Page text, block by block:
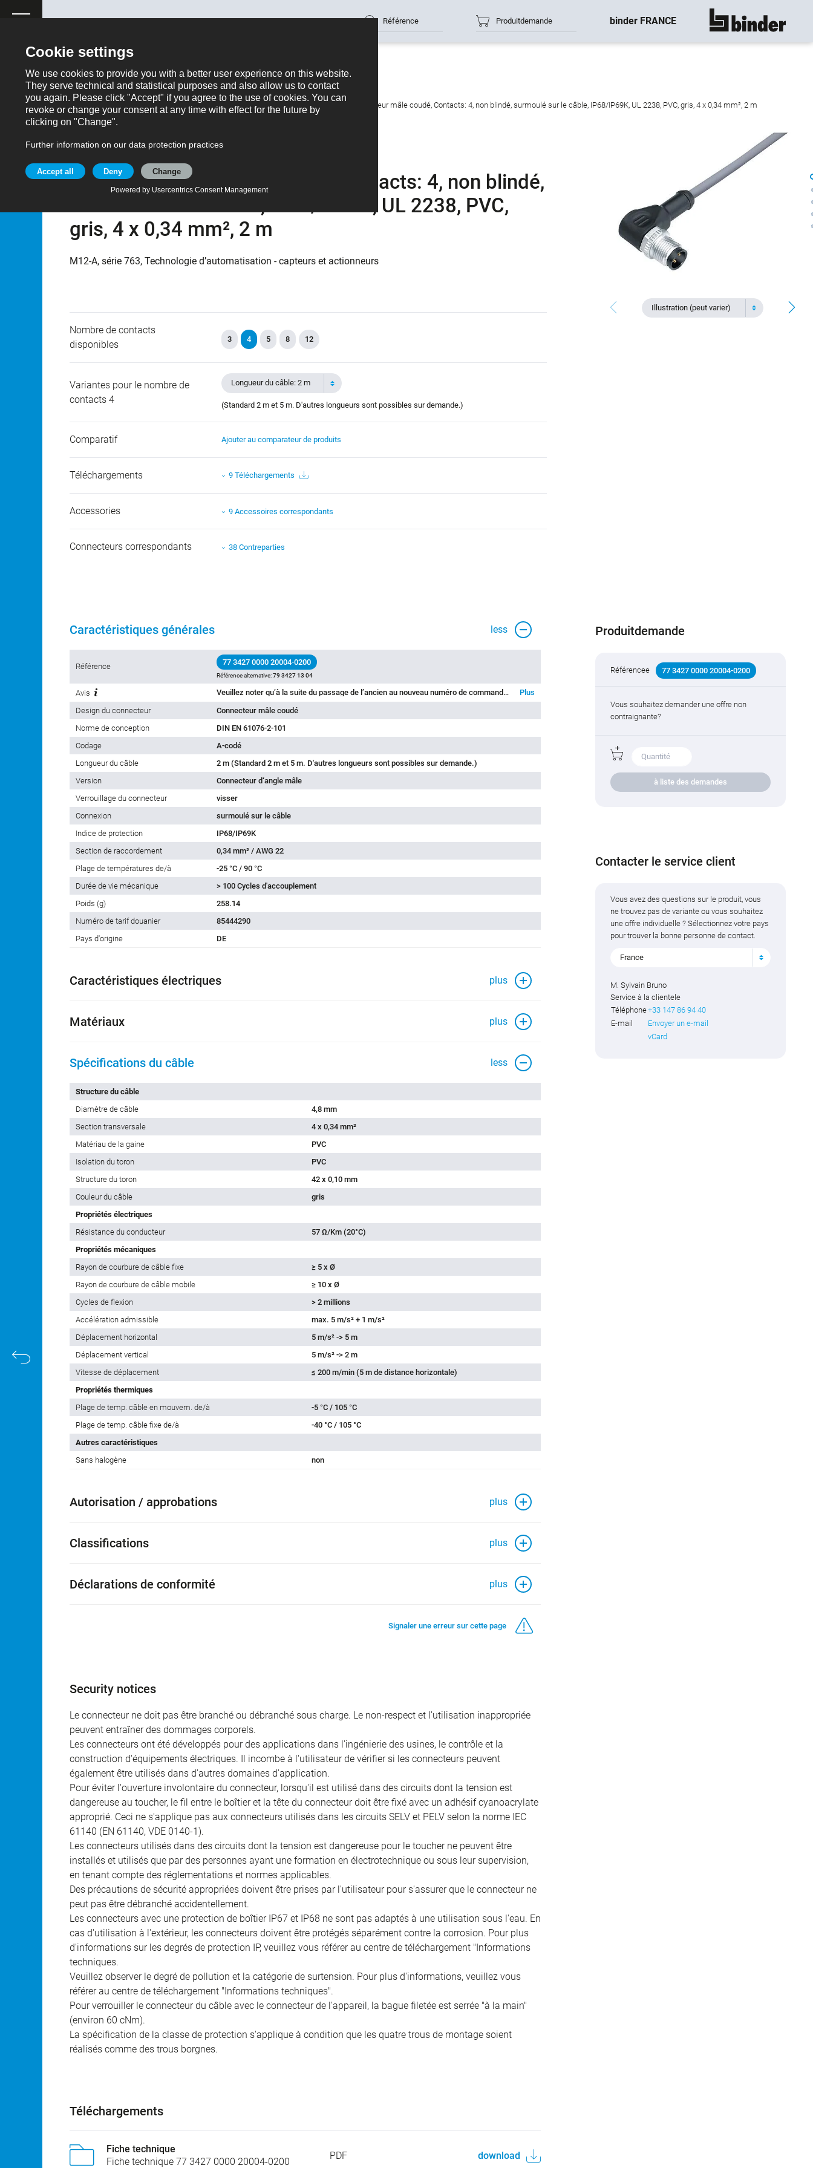
Référence Produitdemande binder FRANCE montre tout
Retour
Produits Connecteurs d‘automatisme - capteurs et actionneurs M12-A M12 Connecteur mâle coudé, Contacts: 4, non blindé, surmoulé sur le câble, IP68/IP69K, UL 2238, PVC, gris, 4 x 0,34 mm², 2 m
Référencee: 77 3427 0000 20004-0200
M12 Connecteur mâle coudé, Contacts: 4, non blindé,
surmoulé sur le câble, IP68/IP69K, UL 2238, PVC,
gris, 4 x 0,34 mm², 2 m
M12-A, série 763, Technologie d’automatisation - capteurs et actionneurs
Illustration (peut varier)
Nombre de contacts
disponibles
3 4 5 8 12
Variantes pour le nombre de
contacts 4
Longueur du câble: 2 m
(Standard 2 m et 5 m. D'autres longueurs sont possibles sur demande.)
Comparatif Ajouter au comparateur de produits
Téléchargements 9 Téléchargements
Accessories 9 Accessoires correspondants
Connecteurs correspondants 38 Contreparties
Caractéristiques générales less
Référence 77 3427 0000 20004-0200
Référence alternative:79 3427 13 04
Avis Veuillez noter qu’à la suite du passage de l’ancien au nouveau numéro de commande, des écarts sont possibles dans les spécifications techniques. Pour des informations détaillées sur le produit, veuillez utiliser l’option « Contacter le service client » en haut à droite.
Plus
Design du connecteur
Connecteur mâle coudé
Norme de conception
DIN EN 61076-2-101
Codage
A-codé
Longueur du câble
2 m (Standard 2 m et 5 m. D'autres longueurs sont possibles sur demande.)
Version
Connecteur d‘angle mâle
Verrouillage du connecteur
visser
Connexion
surmoulé sur le câble
Indice de protection
IP68/IP69K
Section de raccordement
0,34 mm² / AWG 22
Plage de températures de/à
-25 °C / 90 °C
Durée de vie mécanique
> 100 Cycles d'accouplement
Poids (g)
258.14
Numéro de tarif douanier
85444290
Pays d'origine
DE
Caractéristiques électriques plus
Matériaux plus
Spécifications du câble less
Structure du câble
Diamètre de câble
4,8 mm
Section transversale
4 x 0,34 mm²
Matériau de la gaine
PVC
Isolation du toron
PVC
Structure du toron
42 x 0,10 mm
Couleur du câble
gris
Propriétés électriques
Résistance du conducteur
57 Ω/Km (20°C)
Propriétés mécaniques
Rayon de courbure de câble fixe
≥ 5 x Ø
Rayon de courbure de câble mobile
≥ 10 x Ø
Cycles de flexion
> 2 millions
Accélération admissible
max. 5 m/s² + 1 m/s²
Déplacement horizontal
5 m/s² -> 5 m
Déplacement vertical
5 m/s² -> 2 m
Vitesse de déplacement
≤ 200 m/min (5 m de distance horizontale)
Propriétés thermiques
Plage de temp. câble en mouvem. de/à
-5 °C / 105 °C
Plage de temp. câble fixe de/à
-40 °C / 105 °C
Autres caractéristiques
Sans halogène
non
Autorisation / approbations plus
Classifications plus
Déclarations de conformité plus
Signaler une erreur sur cette page
Security notices
Le connecteur ne doit pas être branché ou débranché sous charge. Le non-respect et l'utilisation inappropriée
peuvent entraîner des dommages corporels.
Les connecteurs ont été développés pour des applications dans l'ingénierie des usines, le contrôle et la
construction d'équipements électriques. Il incombe à l'utilisateur de vérifier si les connecteurs peuvent
également être utilisés dans d'autres domaines d'application.
Pour éviter l'ouverture involontaire du connecteur, lorsqu'il est utilisé dans des circuits dont la tension est
dangereuse au toucher, le fil entre le boîtier et la tête du connecteur doit être fixé avec un adhésif cyanoacrylate
approprié. Ceci ne s'applique pas aux connecteurs utilisés dans les circuits SELV et PELV selon la norme IEC
61140 (EN 61140, VDE 0140-1).
Les connecteurs utilisés dans des circuits dont la tension est dangereuse pour le toucher ne peuvent être
installés et utilisés que par des personnes ayant une formation en électrotechnique ou sous leur supervision,
en tenant compte des réglementations et normes applicables.
Des précautions de sécurité appropriées doivent être prises par l'utilisateur pour s'assurer que le connecteur ne
peut pas être débranché accidentellement.
Les connecteurs avec une protection de boîtier IP67 et IP68 ne sont pas adaptés à une utilisation sous l'eau. En
cas d'utilisation à l'extérieur, les connecteurs doivent être protégés séparément contre la corrosion. Pour plus
d'informations sur les degrés de protection IP, veuillez vous référer au centre de téléchargement "Informations
techniques.
Veuillez observer le degré de pollution et la catégorie de surtension. Pour plus d'informations, veuillez vous
référer au centre de téléchargement "Informations techniques".
Pour verrouiller le connecteur du câble avec le connecteur de l'appareil, la bague filetée est serrée "à la main"
(environ 60 cNm).
La spécification de la classe de protection s'applique à condition que les quatre trous de montage soient
réalisés comme des trous borgnes.
Téléchargements
Fiche technique
Fiche technique 77 3427 0000 20004-0200
PDF download
Produitdemande
Référencee 77 3427 0000 20004-0200
Vous souhaitez demander une offre non
contraignante?
à liste des demandes
Contacter le service client
Vous avez des questions sur le produit, vous
ne trouvez pas de variante ou vous souhaitez
une offre individuelle ? Sélectionnez votre pays
pour trouver la bonne personne de contact.
France
M. Sylvain Bruno
Service à la clientele
Téléphone+33 147 86 94 40
E-mail
Envoyer un e-mail
vCard